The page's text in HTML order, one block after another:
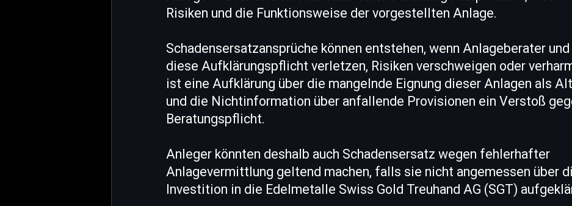
Risiken und die Funktionsweise der vorgestellten Anlage.
Schadensersatzansprüche können entstehen, wenn Anlageberater
diese Aufklärungspflicht verletzen, Risiken verschweigen oder
ist eine Aufklärung über die mangelnde Eignung dieser Anlagen als
und die Nichtinformation über anfallende Provisionen ein Verstoß
Beratungspflicht.
Anleger könnten deshalb auch Schadensersatz wegen fehlerhafter
Anlagevermittlung geltend machen, falls sie nicht angemessen über
Investition in die Edelmetalle Swiss Gold Treuhand AG (SGT)